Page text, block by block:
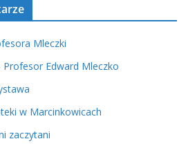
Mleczki
Profesor Edward Mleczko
w Marcinkowicach
zaczytani